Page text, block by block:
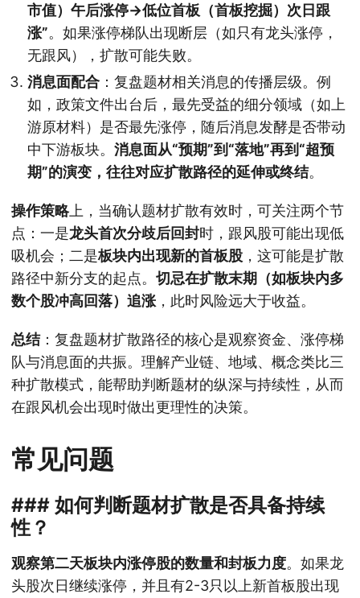
市值）午后涨停→低位首板（首板挖掘）次日跟
涨”。如果涨停梯队出现断层（如只有龙头涨停，
无跟风），扩散可能失败。
消息面配合 ：复盘题材相关消息的传播层级。例
如，政策文件出台后，最先受益的细分领域（如上
游原材料）是否最先涨停，随后消息发酵是否带动
中下游板块。 消息面从“预期”到“落地”再到“超预
期”的演变，往往对应扩散路径的延伸或终结。
操作策略 上，当确认题材扩散有效时，可关注两个节
点：一是龙头首次分歧后回封时，跟风股可能出现低
吸机会；二是板块内出现新的首板股 ，这可能是扩散
路径中新分支的起点。 切忌在扩散末期（如板块内多
数个股冲高回落）追涨 ，此时风险远大于收益。
总结：复盘题材扩散路径的核心是观察资金、涨停梯
队与消息面的共振。理解产业链、地域、概念类比三
种扩散模式，能帮助判断题材的纵深与持续性，从而
在跟风机会出现时做出更理性的决策。
常见问题
### 如何判断题材扩散是否具备持续
性？
观察第二天板块内涨停股的数量和封板力度。如果龙
头股次日继续涨停，并且有2-3只以上新首板股出现